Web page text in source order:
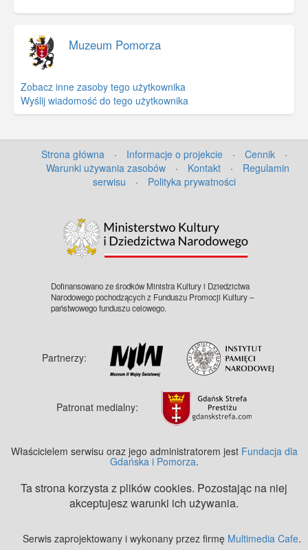
Muzeum Pomorza
Zobacz inne zasoby tego użytkownika
Wyślij wiadomość do tego użytkownika
Strona główna · Informacje o projekcie · Cennik
·
Warunki używania zasobów
· Kontakt ·
Regulamin
serwisu
· Polityka prywatności
Dofinansowano ze środków Ministra Kultury i Dziedzictwa
Narodowego pochodzących z Funduszu Promocji Kultury –
państwowego funduszu celowego.
Partnerzy:
Patronat medialny:
Właścicielem serwisu oraz jego administratorem jest Fundacja dla
Gdańska i Pomorza.
Ta strona korzysta z plików cookies. Pozostając na niej
akceptujesz warunki ich używania.
Serwis zaprojektowany i wykonany przez firmę Multimedia Cafe.